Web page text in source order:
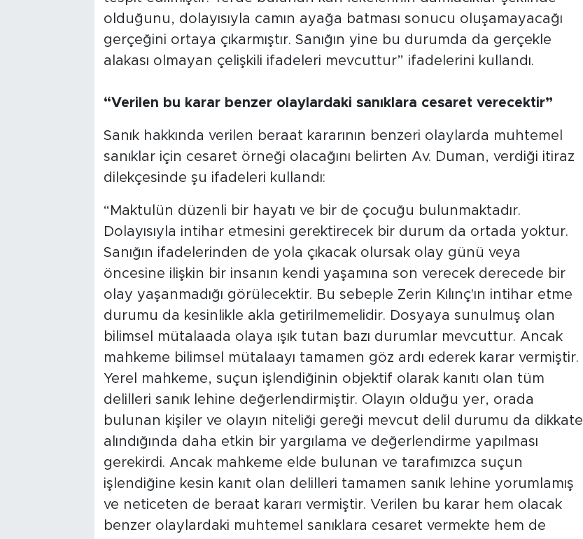
olduğunu, dolayısıyla camın ayağa batması sonucu oluşamayacağı
gerçeğini ortaya çıkarmıştır. Sanığın yine bu durumda da gerçekle
alakası olmayan çelişkili ifadeleri mevcuttur” ifadelerini kullandı.
“Verilen bu karar benzer olaylardaki sanıklara cesaret verecektir”
Sanık hakkında verilen beraat kararının benzeri olaylarda muhtemel
sanıklar için cesaret örneği olacağını belirten Av. Duman, verdiği itiraz
dilekçesinde şu ifadeleri kullandı:
“Maktulün düzenli bir hayatı ve bir de çocuğu bulunmaktadır.
Dolayısıyla intihar etmesini gerektirecek bir durum da ortada yoktur.
Sanığın ifadelerinden de yola çıkacak olursak olay günü veya
öncesine ilişkin bir insanın kendi yaşamına son verecek derecede bir
olay yaşanmadığı görülecektir. Bu sebeple Zerin Kılınç'ın intihar etme
durumu da kesinlikle akla getirilmemelidir. Dosyaya sunulmuş olan
bilimsel mütalaada olaya ışık tutan bazı durumlar mevcuttur. Ancak
mahkeme bilimsel mütalaayı tamamen göz ardı ederek karar vermiştir.
Yerel mahkeme, suçun işlendiğinin objektif olarak kanıtı olan tüm
delilleri sanık lehine değerlendirmiştir. Olayın olduğu yer, orada
bulunan kişiler ve olayın niteliği gereği mevcut delil durumu da dikkate
alındığında daha etkin bir yargılama ve değerlendirme yapılması
gerekirdi. Ancak mahkeme elde bulunan ve tarafımızca suçun
işlendiğine kesin kanıt olan delilleri tamamen sanık lehine yorumlamış
ve neticeten de beraat kararı vermiştir. Verilen bu karar hem olacak
benzer olaylardaki muhtemel sanıklara cesaret vermekte hem de